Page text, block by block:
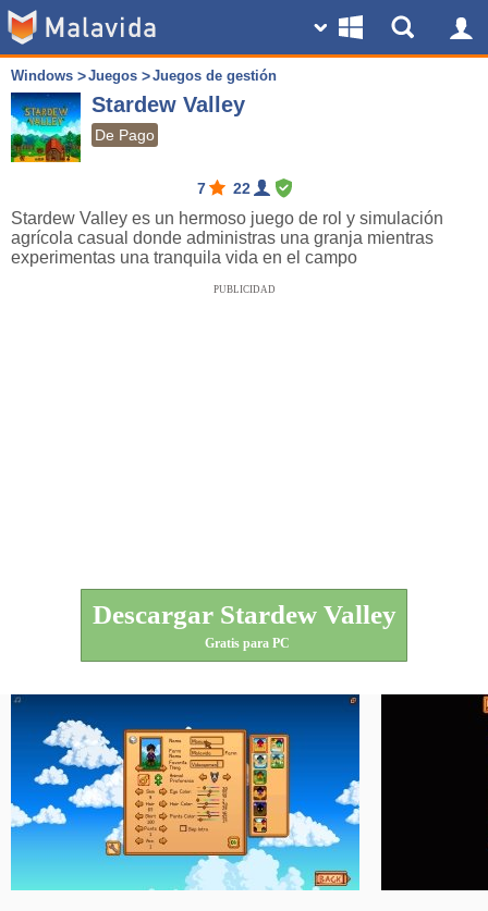
Windows Juegos Juegos de gestión
Stardew Valley
De Pago
7 22
Stardew Valley es un hermoso juego de rol y simulación
agrícola casual donde administras una granja mientras
experimentas una tranquila vida en el campo
PUBLICIDAD
Descargar Stardew Valley
Gratis para PC